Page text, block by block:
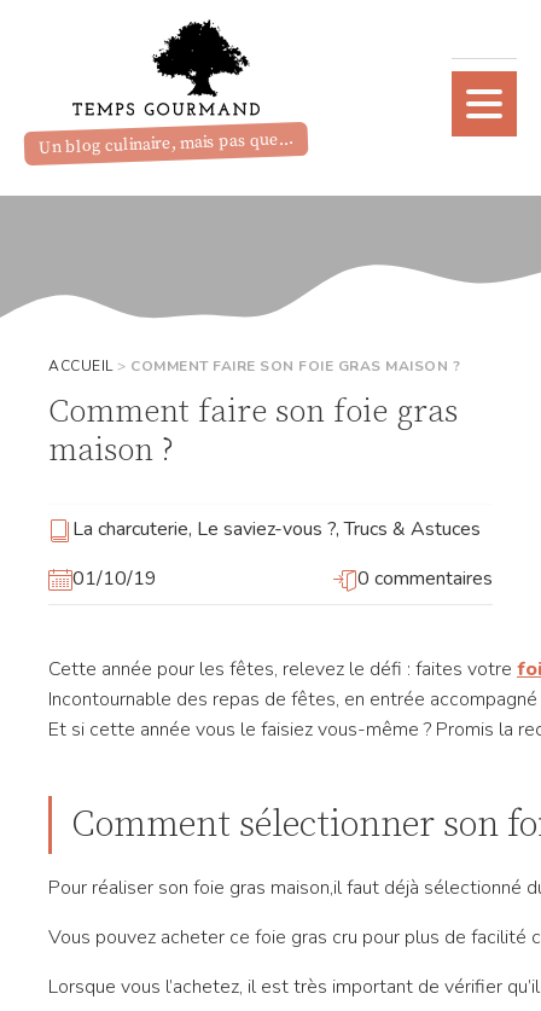
Un blog culinaire, mais pas que...
ACCUEIL> COMMENT FAIRE SON FOIE GRAS MAISON ?
Comment faire son foie gras
maison ?
La charcuterie, Le saviez-vous ?,Trucs & Astuces
01/10/19
0 commentaires
Cette année pour les fêtes, relevez le défi : faites votre
Incontournable des repas de fêtes, en entrée accompagné
Et si cette année vous le faisiez vous-même ? Promis la
Comment sélectionner son
Pour réaliser son foie gras maison,il faut déjà sélectionné
Vous pouvez acheter ce foie gras cru pour plus de facilité
Lorsque vous l’achetez, il est très important de vérifier